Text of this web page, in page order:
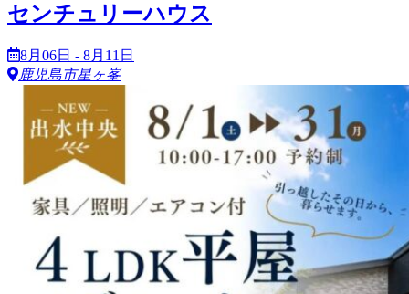
センチュリーハウス
8月06日 - 8月11日
鹿児島市星ヶ峯